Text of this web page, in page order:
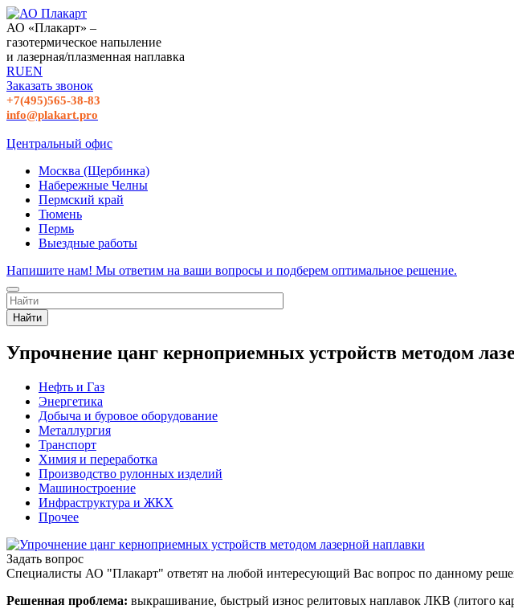
АО «Плакарт» –
газотермическое напыление
и лазерная/плазменная наплавка
RUEN
Заказать звонок
+7(495)565-38-83
info@plakart.pro
Центральный офис
Москва (Щербинка)
Набережные Челны
Пермский край
Тюмень
Пермь
Выездные работы
Напишите нам! Мы ответим на ваши вопросы и подберем оптимальное решение.
Найти
Упрочнение цанг керноприемных устройств методом
Нефть и Газ
Энергетика
Добыча и буровое оборудование
Металлургия
Транспорт
Химия и переработка
Производство рулонных изделий
Машиностроение
Инфраструктура и ЖКХ
Прочее
Задать вопрос
Специалисты АО "Плакарт" ответят на любой интересующий Вас вопрос по данному
Решенная проблема: выкрашивание, быстрый износ релитовых наплавок ЛКВ (литого